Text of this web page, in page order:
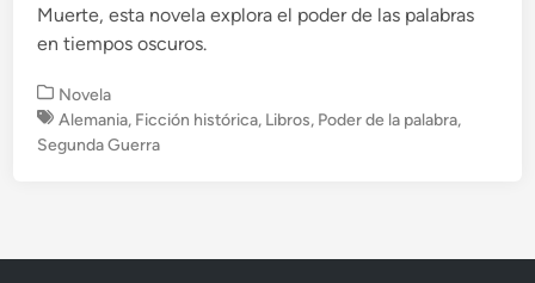
Muerte, esta novela explora el poder de las palabras
en tiempos oscuros.
P
u
b
Novela
Alemania, Ficción histórica, Libros, Poder de la palabra,
Segunda Guerra